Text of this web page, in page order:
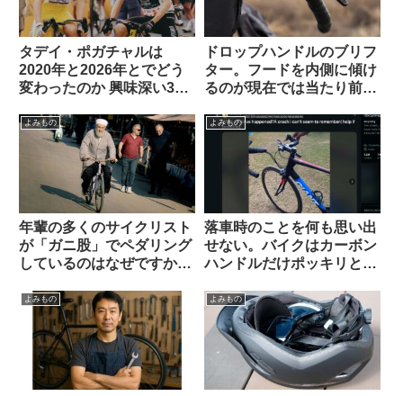
タデイ・ポガチャルは
2020年と2026年とでどう
変わったのか 興味深い3つ
から）
ドロップハンドルのブリフ
ター。フードを内側に傾け
るのが現在では当たり前？
よみもの
年輩の多くのサイクリスト
が「ガニ股」でペダリング
しているのはなぜですか
よみもの
落車時のことを何も思い出
せない。バイクはカーボン
ハンドルだけポッキリと。
う？（海外掲示板から）
よみもの よみもの